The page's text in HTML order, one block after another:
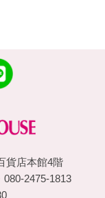
貨店本館4階
080-2475-1813